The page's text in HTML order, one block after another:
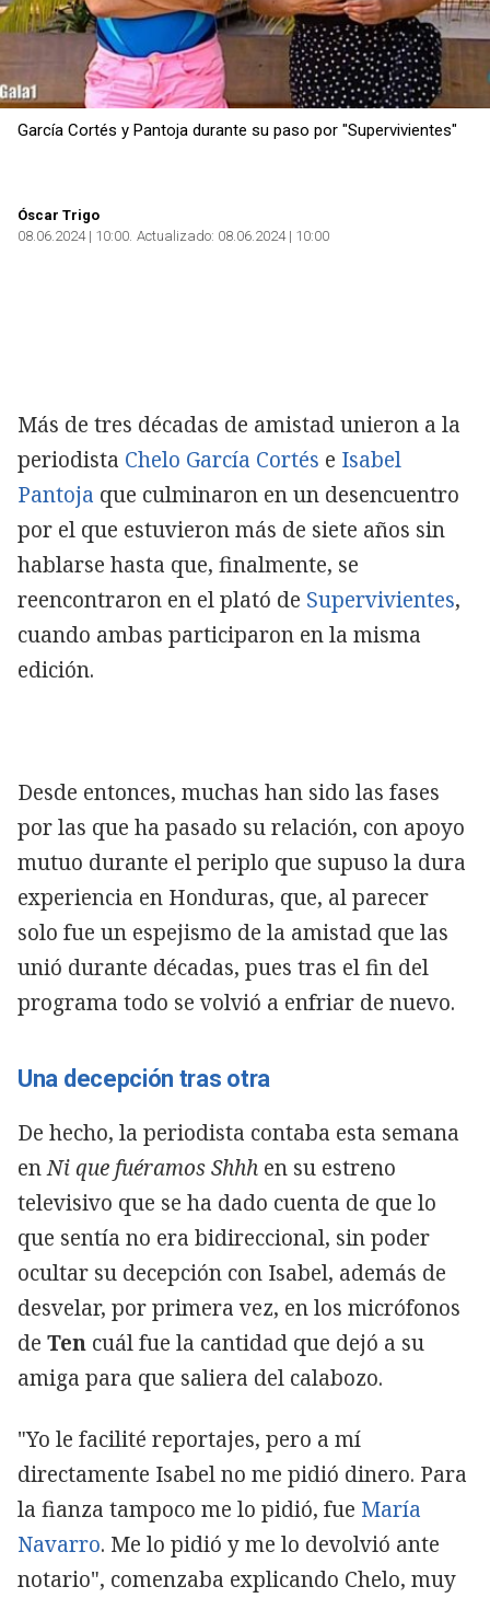
García Cortés y Pantoja durante su paso por "Supervivientes"
Óscar Trigo
08.06.2024 | 10:00 Actualizado: 08.06.2024 | 10:00
Más de tres décadas de amistad unieron a la
periodista Chelo García Cortés e Isabel
Pantoja que culminaron en un desencuentro
por el que estuvieron más de siete años sin
hablarse hasta que, finalmente, se
reencontraron en el plató de Supervivientes,
cuando ambas participaron en la misma
edición.
Desde entonces, muchas han sido las fases
por las que ha pasado su relación, con apoyo
mutuo durante el periplo que supuso la dura
experiencia en Honduras, que, al parecer
solo fue un espejismo de la amistad que las
unió durante décadas, pues tras el fin del
programa todo se volvió a enfriar de nuevo.
Una decepción tras otra
De hecho, la periodista contaba esta semana
enNi que fuéramos Shhh en su estreno
televisivo que se ha dado cuenta de que lo
que sentía no era bidireccional, sin poder
ocultar su decepción con Isabel, además de
desvelar, por primera vez, en los micrófonos
de Ten cuál fue la cantidad que dejó a su
amiga para que saliera del calabozo.
"Yo le facilité reportajes, pero a mí
directamente Isabel no me pidió dinero. Para
la fianza tampoco me lo pidió, fue María
Navarro. Me lo pidió y me lo devolvió ante
notario", comenzaba explicando Chelo, muy